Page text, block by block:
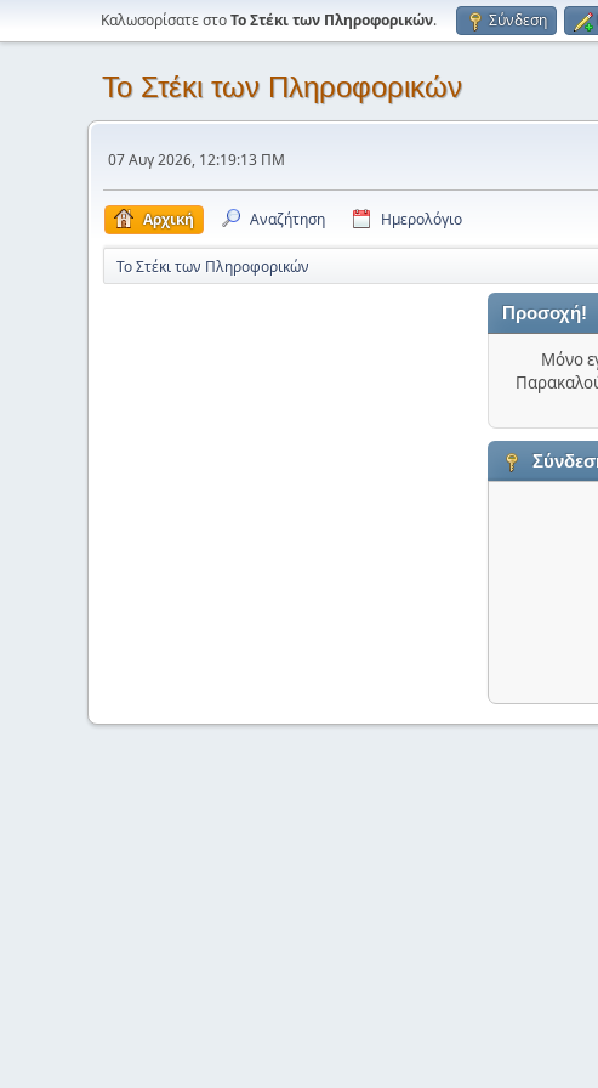
Καλωσορίσατε στοΤο Στέκι των Πληροφορικών. Σύνδεση
Το Στέκι των Πληροφορικών
07 Αυγ 2026, 12:19:13 ΠΜ
Αρχική Αναζήτηση Ημερολόγιο
Το Στέκι των Πληροφορικών
Προσοχή!
Μόνο